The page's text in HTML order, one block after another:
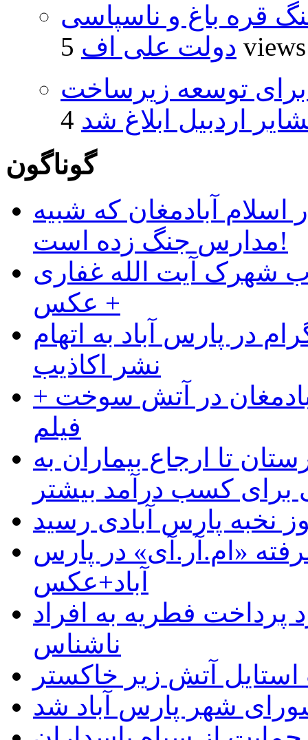
قره باغ و ناسپاسی
دولت علی اف 5 views
ریال برای توسعه زیرساخت
اردبیل ابلاغ شد
گوناگون
آبادمغان که شبیه
مدارس جنگ زده است!
شهرک آیت الله غفاری
+ عکس
در پارس آباد به اتهام
نشر اکاذیب
در آتش سوخت +
فیلم
تا ارجاع بیماران به
کسب درآمد بیشتر
نخبه پارس آبادی رسید
«ام.آر.آی» در پارس
آباد+عکس
پرداخت فطریه به افراد
ناشناس
آتش زیر خاکستر
شهر پارس آباد شد